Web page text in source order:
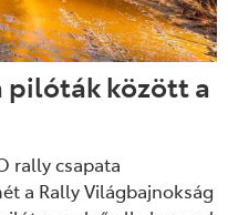
pilóták között a
rally csapata
a Rally Világbajnokság